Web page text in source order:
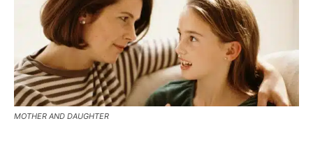
MOTHER AND DAUGHTER